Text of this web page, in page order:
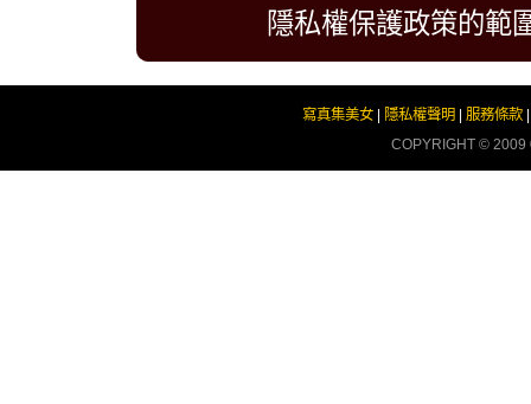
隱私權保護政策的範
寫真集美女| 隱私權聲明 服務條款
COPYRIGHT © 2009